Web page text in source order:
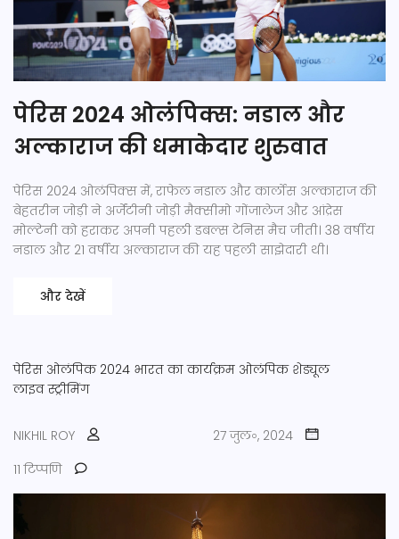
पेरिस 2024 ओलंपिक्स: नडाल और
अल्काराज की धमाकेदार शुरुवात
पेरिस 2024 ओलंपिक्स में, राफेल नडाल और कार्लोस अल्काराज की
बेहतरीन जोड़ी ने अर्जेंटीनी जोड़ी मैक्सीमो गोंजालेज और आंद्रेस
मोल्टेनी को हराकर अपनी पहली डबल्स टेनिस मैच जीती। 38 वर्षीय
नडाल और 21 वर्षीय अल्काराज की यह पहली साझेदारी थी।
और देखें
पेरिस ओलंपिक 2024 भारत का कार्यक्रम ओलंपिक शेड्यूल
लाइव स्ट्रीमिंग
NIKHIL ROY
27 जुल॰, 2024
11 टिप्पणि